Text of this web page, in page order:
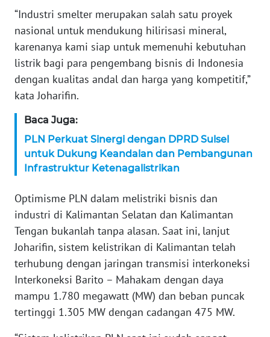
“Industri smelter merupakan salah satu proyek
nasional untuk mendukung hilirisasi mineral,
karenanya kami siap untuk memenuhi kebutuhan
listrik bagi para pengembang bisnis di Indonesia
dengan kualitas andal dan harga yang kompetitif,”
kata Joharifin.
Baca Juga:
PLN Perkuat Sinergi dengan DPRD Sulsel
untuk Dukung Keandalan dan Pembangunan
Infrastruktur Ketenagalistrikan
Optimisme PLN dalam melistriki bisnis dan
industri di Kalimantan Selatan dan Kalimantan
Tengan bukanlah tanpa alasan. Saat ini, lanjut
Joharifin, sistem kelistrikan di Kalimantan telah
terhubung dengan jaringan transmisi interkoneksi
Interkoneksi Barito – Mahakam dengan daya
mampu 1.780 megawatt (MW) dan beban puncak
tertinggi 1.305 MW dengan cadangan 475 MW.
BARAT
WN
RIAU
WN
WN
JAMBI
SULTRA
WN
NTB
SULTENG
WN